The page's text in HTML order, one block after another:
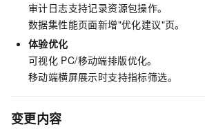
审计日志支持记录资源包操作。
数据集性能页面新增"优化建议"页。
体验优化
可视化 PC/移动端排版优化。
移动端横屏展示时支持指标筛选。
变更内容